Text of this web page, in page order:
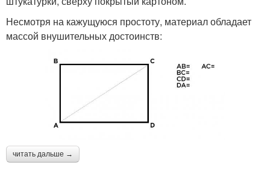
Несмотря на кажущуюся простоту, материал обладает
массой внушительных достоинств:
читать дальше →